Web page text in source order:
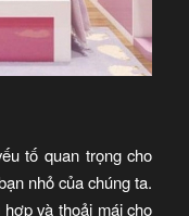
tố quan trọng cho
nhỏ của chúng ta.
và thoải mái cho